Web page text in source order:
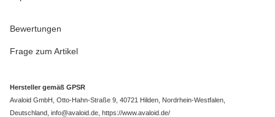
Bewertungen
Frage zum Artikel
Hersteller gemäß GPSR
Avaloid GmbH, Otto-Hahn-Straße 9, 40721 Hilden, Nordrhein-Westfalen,
Deutschland, info@avaloid.de, https://www.avaloid.de/